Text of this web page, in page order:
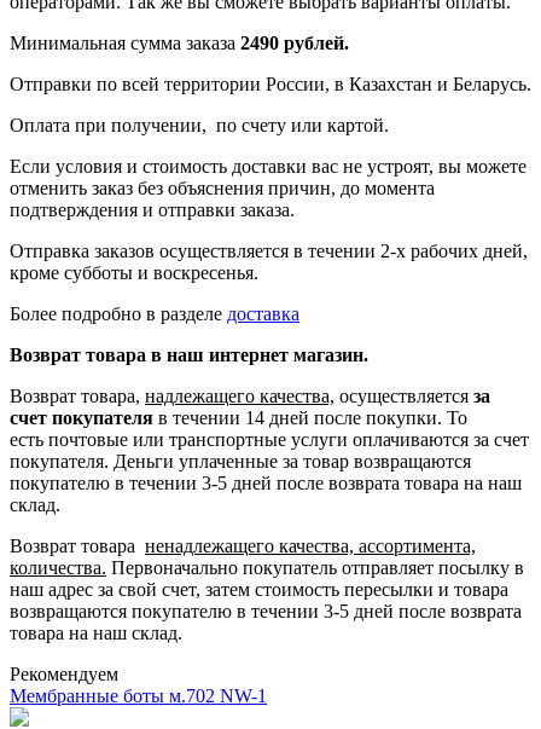
Минимальная сумма заказа 2490 рублей.
Отправки по всей территории России, в Казахстан и Беларусь.
Оплата при получении, по счету или картой.
Если условия и стоимость доставки вас не устроят, вы можете
отменить заказ без объяснения причин, до момента
подтверждения и отправки заказа.
Отправка заказов осуществляется в течении 2-х рабочих дней,
кроме субботы и воскресенья.
Более подробно в разделе доставка
Возврат товара в наш интернет магазин.
Возврат товара, надлежащего качества, осуществляется за
счет покупателя в течении 14 дней после покупки. То
есть почтовые или транспортные услуги оплачиваются за счет
покупателя. Деньги уплаченные за товар возвращаются
покупателю в течении 3-5 дней после возврата товара на наш
склад.
Возврат товара ненадлежащего качества, ассортимента,
количества. Первоначально покупатель отправляет посылку в
наш адрес за свой счет, затем стоимость пересылки и товара
возвращаются покупателю в течении 3-5 дней после возврата
товара на наш склад.
Рекомендуем
Мембранные боты м.702 NW-1